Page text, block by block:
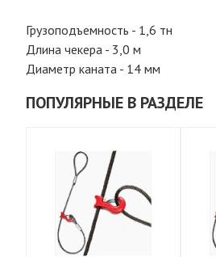
Грузоподъемность - 1,6 тн
Длина чекера - 3,0 м
Диаметр каната - 14 мм
ПОПУЛЯРНЫЕ В РАЗДЕЛЕ